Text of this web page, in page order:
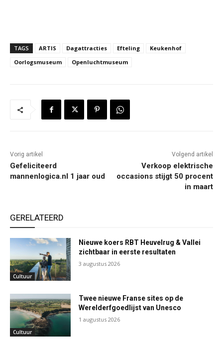
TAGS ARTIS Dagattracties Efteling
Keukenhof
Oorlogsmuseum
Openluchtmuseum
Vorig artikel
Gefeliciteerd
mannenlogica.nl 1 jaar oud
Volgend artikel
Verkoop elektrische
occasions stijgt 50 procent
in maart
GERELATEERD
Cultuur
Nieuwe koers RBT Heuvelrug & Vallei
zichtbaar in eerste resultaten
3 augustus 2026
Cultuur
Twee nieuwe Franse sites op de
Werelderfgoedlijst van Unesco
1 augustus 2026